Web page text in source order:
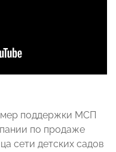
поддержки МСП
по продаже
сети детских садов